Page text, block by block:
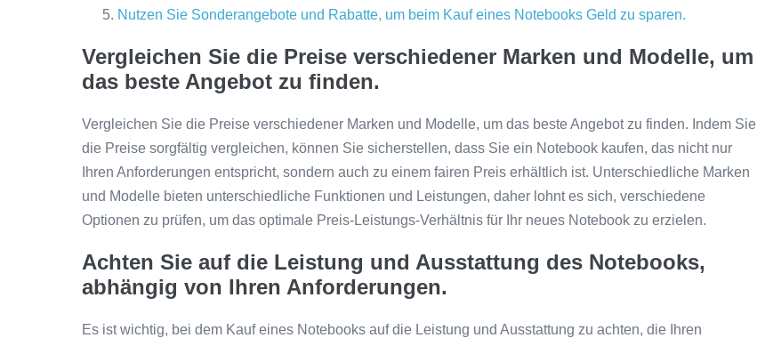
Nutzen Sie Sonderangebote und Rabatte, um beim Kauf eines Notebooks Geld zu sparen.
Vergleichen Sie die Preise verschiedener Marken und Modelle, um
das beste Angebot zu finden.
Vergleichen Sie die Preise verschiedener Marken und Modelle, um das beste Angebot zu finden. Indem Sie
die Preise sorgfältig vergleichen, können Sie sicherstellen, dass Sie ein Notebook kaufen, das nicht nur
Ihren Anforderungen entspricht, sondern auch zu einem fairen Preis erhältlich ist. Unterschiedliche Marken
und Modelle bieten unterschiedliche Funktionen und Leistungen, daher lohnt es sich, verschiedene
Optionen zu prüfen, um das optimale Preis-Leistungs-Verhältnis für Ihr neues Notebook zu erzielen.
Achten Sie auf die Leistung und Ausstattung des Notebooks,
abhängig von Ihren Anforderungen.
Es ist wichtig, bei dem Kauf eines Notebooks auf die Leistung und Ausstattung zu achten, die Ihren